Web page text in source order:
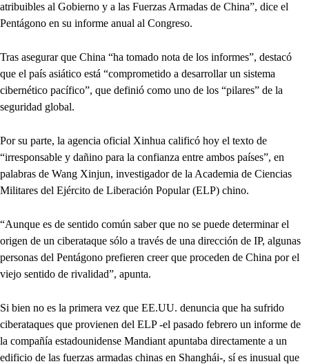
atribuibles al Gobierno y a las Fuerzas Armadas de China”, dice el
Pentágono en su informe anual al Congreso.
Tras asegurar que China “ha tomado nota de los informes”, destacó
que el país asiático está “comprometido a desarrollar un sistema
cibernético pacífico”, que definió como uno de los “pilares” de la
seguridad global.
Por su parte, la agencia oficial Xinhua calificó hoy el texto de
“irresponsable y dañino para la confianza entre ambos países”, en
palabras de Wang Xinjun, investigador de la Academia de Ciencias
Militares del Ejército de Liberación Popular (ELP) chino.
“Aunque es de sentido común saber que no se puede determinar el
origen de un ciberataque sólo a través de una dirección de IP, algunas
personas del Pentágono prefieren creer que proceden de China por el
viejo sentido de rivalidad”, apunta.
Si bien no es la primera vez que EE.UU. denuncia que ha sufrido
ciberataques que provienen del ELP -el pasado febrero un informe de
la compañía estadounidense Mandiant apuntaba directamente a un
edificio de las fuerzas armadas chinas en Shanghái-, sí es inusual que